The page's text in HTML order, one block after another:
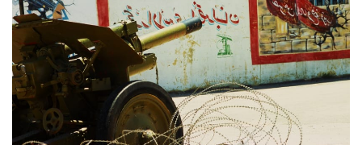
Témata
Pořady
TV Program
Časopis